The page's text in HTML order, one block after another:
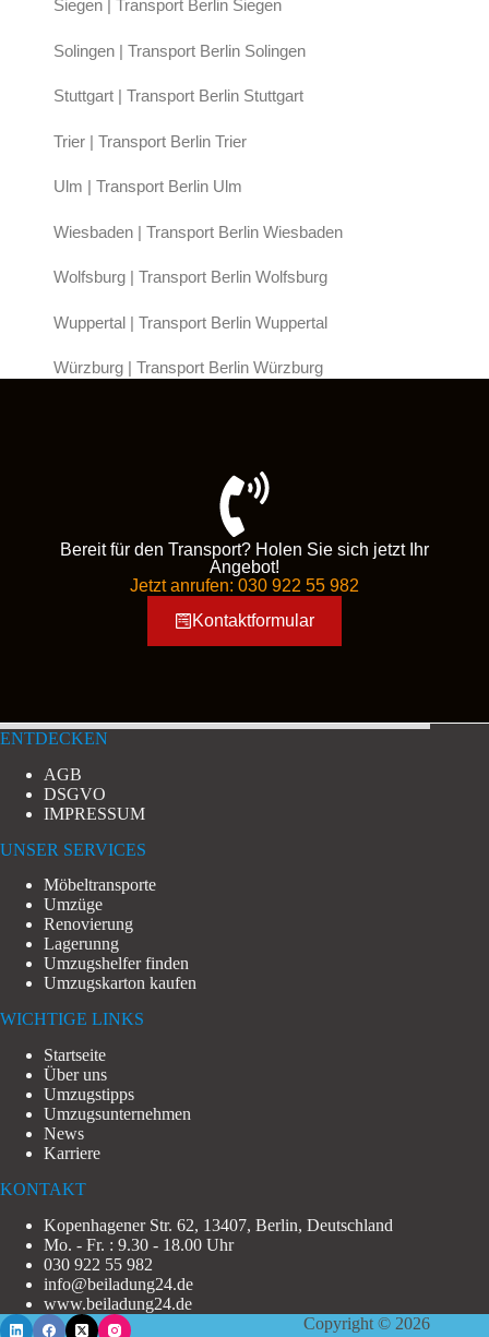
Siegen | Transport Berlin Siegen
Solingen | Transport Berlin Solingen
Stuttgart | Transport Berlin Stuttgart
Trier | Transport Berlin Trier
Ulm | Transport Berlin Ulm
Wiesbaden | Transport Berlin Wiesbaden
Wolfsburg | Transport Berlin Wolfsburg
Wuppertal | Transport Berlin Wuppertal
Würzburg | Transport Berlin Würzburg
Bereit für den Transport? Holen Sie sich jetzt Ihr
Angebot!
Jetzt anrufen: 030 922 55 982
Kontaktformular
ENTDECKEN
AGB
DSGVO
IMPRESSUM
UNSER SERVICES
Möbeltransporte
Umzüge
Renovierung
Lagerunng
Umzugshelfer finden
Umzugskarton kaufen
WICHTIGE LINKS
Startseite
Über uns
Umzugstipps
Umzugsunternehmen
News
Karriere
KONTAKT
Kopenhagener Str. 62, 13407, Berlin, Deutschland
Mo. - Fr. : 9.30 - 18.00 Uhr
030 922 55 982
info@beiladung24.de
www.beiladung24.de
Copyright © 2026